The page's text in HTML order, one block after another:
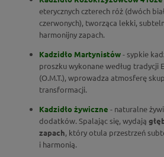
eterycznych czterech róż (dwóch
czerwonych), tworząca lekki,
harmonijny zapach.
Kadzidło Martynistów- sypkie
proszku wykonane według tradycji
(O.M.T.), wprowadza atmosferę
transformacji.
Kadzidło żywiczne - naturalne
dodatków. Spalając się, wydają
zapach, który otula przestrzeń
i harmonią.